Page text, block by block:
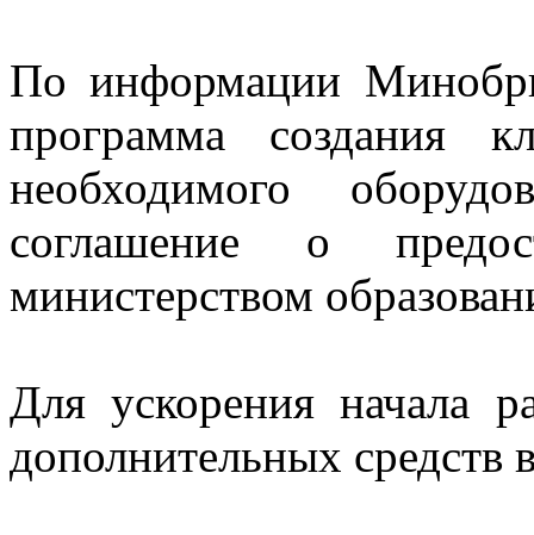
По информации
программа создания
необходимого
соглашение о
министерством
Для ускорения начала
дополнительных средств